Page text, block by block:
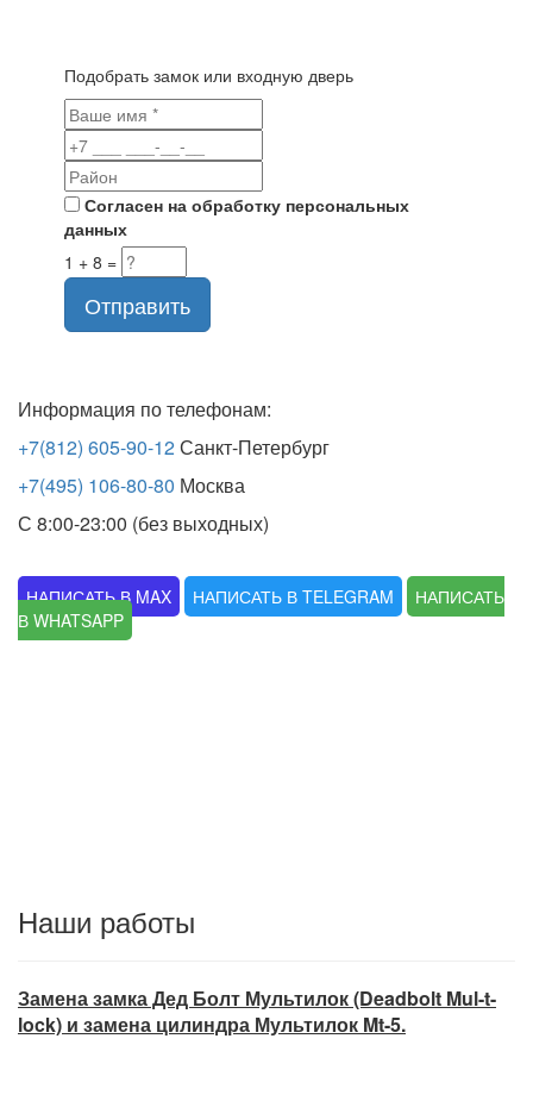
Подобрать замок или входную дверь
Согласен на обработку персональных
данных
1 + 8 =
Отправить
Информация по телефонам:
+7(812) 605-90-12Санкт-Петербург
+7(495) 106-80-80 Москва
С 8:00-23:00 (без выходных)
НАПИСАТЬ В MAX НАПИСАТЬ В TELEGRAM
НАПИСАТЬ
В WHATSAPP
Наши работы
Замена замка Дед Болт Мультилок (Deadbolt Mul-t-
lock) и замена цилиндра Мультилок Mt-5.